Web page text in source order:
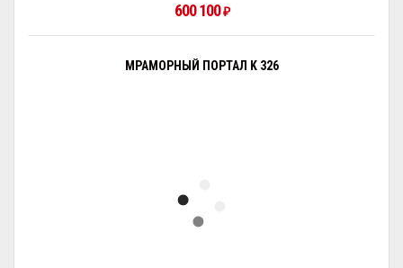
600 100₽
МРАМОРНЫЙ ПОРТАЛ K 326